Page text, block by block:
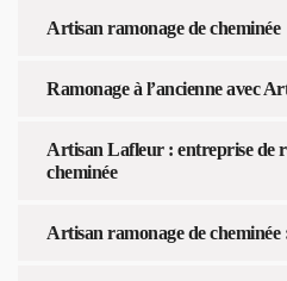
Artisan ramonage de cheminée
Ramonage à l’ancienne avec
Artisan Lafleur : entreprise de
cheminée
Artisan ramonage de